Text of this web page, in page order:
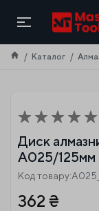
Каталог
Диск
A025/125мм
Код
362 ₴